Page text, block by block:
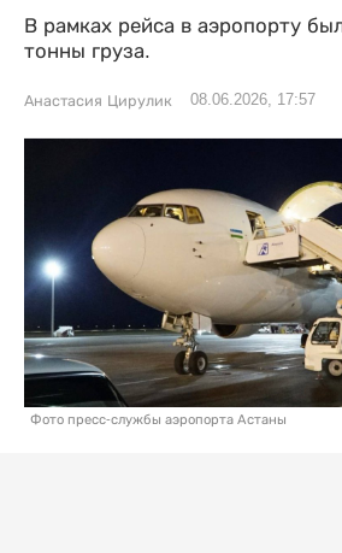
В рамках рейса в аэропорту
тонны груза.
Анастасия Цирулик 08.06.2026, 17:57
Фото пресс-службы аэропорта Астаны